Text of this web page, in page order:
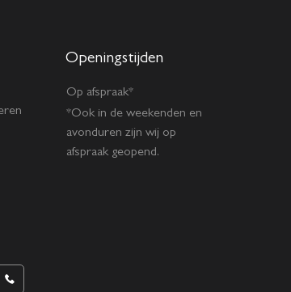
Openingstijden
Op afspraak*
*Ook in de weekenden en
avonduren zijn wij op
afspraak geopend.